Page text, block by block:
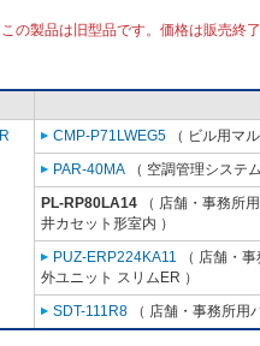
の製品は旧型品です。価格は販売終
CMP-P71LWEG5 （ ビル用マ
PAR-40MA （ 空調管理システ
PL-RP80LA14 （ 店舗・事務所
井カセット形室内 ）
PUZ-ERP224KA11 （ 店舗・
外ユニット スリムER ）
SDT-111R8 （ 店舗・事務所用